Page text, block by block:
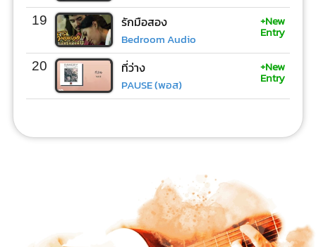
19 รักมือสอง
Bedroom Audio
+New
Entry
20 ที่ว่าง
PAUSE (พอส)
+New
Entry